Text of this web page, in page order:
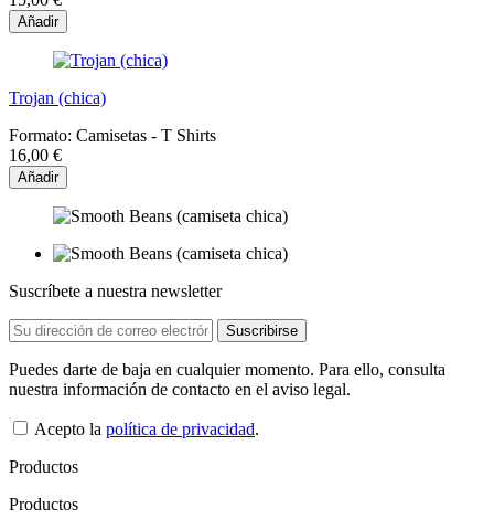
Añadir
Trojan (chica)
Formato: Camisetas - T Shirts
16,00 €
Añadir
Suscríbete a nuestra newsletter
Puedes darte de baja en cualquier momento. Para ello, consulta
nuestra información de contacto en el aviso legal.
Acepto la política de privacidad.
Productos
Productos